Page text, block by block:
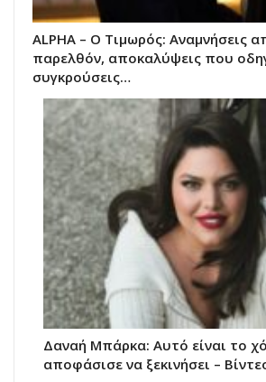
ALPHA – Ο Τιμωρός: Αναμνήσεις
παρελθόν, αποκαλύψεις που
συγκρούσεις…
Δαναή Μπάρκα: Αυτό είναι το
αποφάσισε να ξεκινήσει –